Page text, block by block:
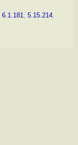
6.1.181, 5.15.214,